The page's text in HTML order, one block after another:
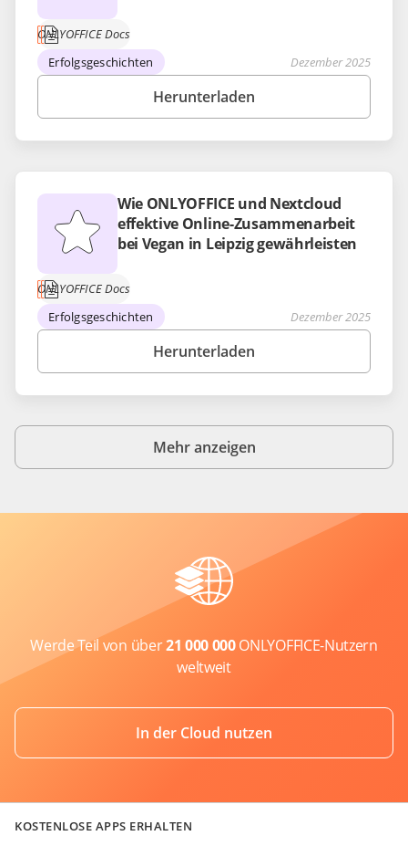
ONLYOFFICE Docs
Erfolgsgeschichten
Dezember 2025
Herunterladen
Wie ONLYOFFICE und Nextcloud
effektive Online-Zusammenarbeit
bei Vegan in Leipzig gewährleisten
ONLYOFFICE Docs
Erfolgsgeschichten
Dezember 2025
Herunterladen
Mehr anzeigen
Werde Teil von über21 000 000ONLYOFFICE-Nutzern
weltweit
In der Cloud nutzen
KOSTENLOSE APPS ERHALTEN